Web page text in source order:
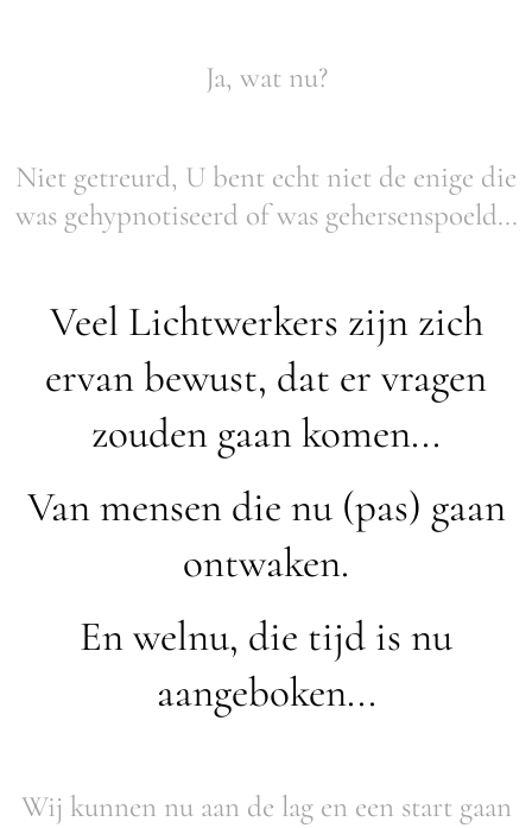
Ja, wat nu?
Niet getreurd, U bent echt niet de enige die
was gehypnotiseerd of was gehersenspoeld...
Veel Lichtwerkers zijn zich
ervan bewust, dat er vragen
zouden gaan komen...
Van mensen die nu (pas) gaan
ontwaken.
En welnu, die tijd is nu
aangeboken...
Wij kunnen nu aan de lag en een start gaan